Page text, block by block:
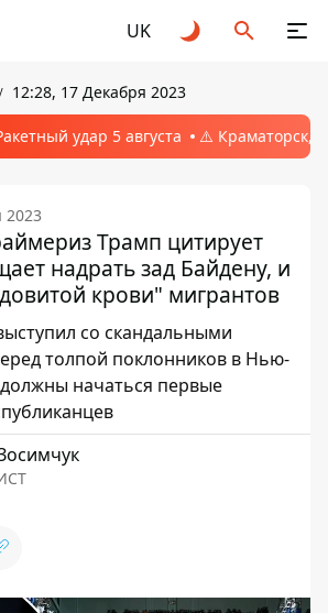
UK
12:28, 17 Декабря 2023
удар 5 августа ⚠️ Краматорск,
2023
Трамп цитирует
надрать зад Байдену, и
крови" мигрантов
со скандальными
толпой поклонников в Нью-
начаться первые